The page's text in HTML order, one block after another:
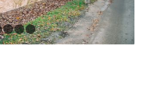
1 2 3 4 5 6